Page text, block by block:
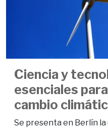
Ciencia y
esenciales
cambio
Se presenta en Berlín